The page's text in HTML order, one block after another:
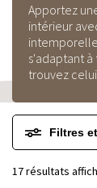
Apportez
intérieur
s'adaptant à
trouvez
Filtres
17 résultats